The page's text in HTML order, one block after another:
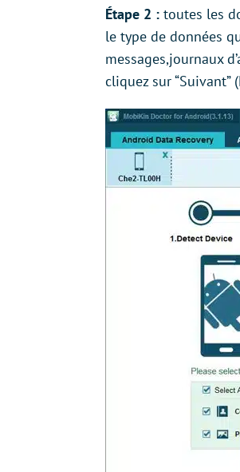
Étape 2 : toutes les
le type de données
messages,journaux
cliquez sur “Suivant”